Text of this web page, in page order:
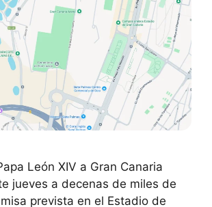
León XIV a Gran Canaria
jueves a decenas de miles de
prevista en el Estadio de